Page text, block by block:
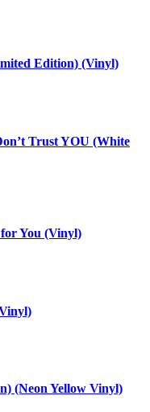
Edition) (Vinyl)
Trust YOU (White
You (Vinyl)
(Neon Yellow Vinyl)